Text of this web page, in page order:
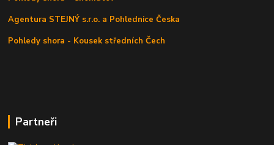
Agentura STEJNÝ s.r.o. a Pohlednice Česka
Pohledy shora - Kousek středních Čech
Partneři